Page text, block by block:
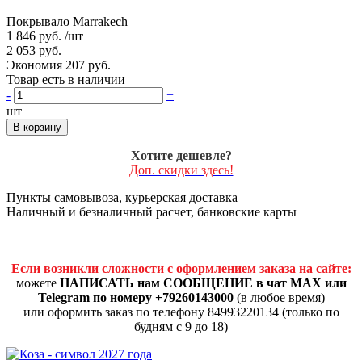
Покрывало Marrakech
1 846 руб. /шт
2 053 руб.
Экономия 207 руб.
Товар есть в наличии
-
+
шт
В корзину
Хотите дешевле?
Доп. скидки здесь!
Пункты самовывоза, курьерская доставка
Наличный и безналичный расчет, банковские карты
Если возникли сложности с оформлением заказа на сайте:
можете НАПИСАТЬ нам СООБЩЕНИЕ в чат MAX или
Telegram по номеру +79260143000(в любое время)
или оформить заказ по телефону 84993220134 (только по
будням с 9 до 18)